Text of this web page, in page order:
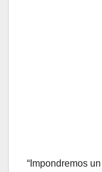
“Impondremos